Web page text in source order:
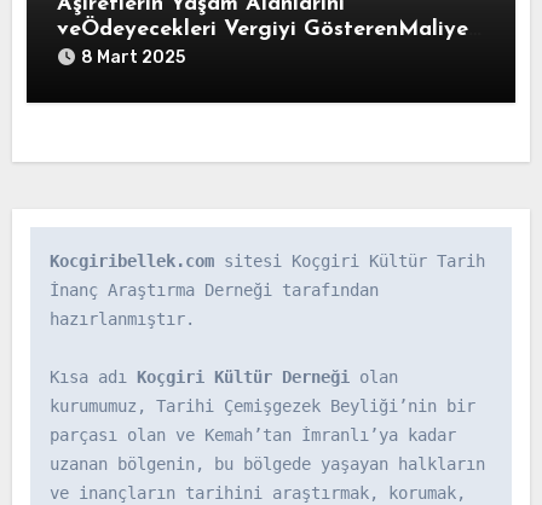
veÖdeyecekleri Vergiyi GösterenMaliye
Nezareti VaridatMuhasebesi Defterleri
Mayıs1843)
8 Mart 2025
Kocgiribellek.com sitesi Koçgiri Kültür Tarih
İnanç Araştırma Derneği tarafından
hazırlanmıştır.
Kısa adı Koçgiri Kültür Derneği olan
kurumumuz, Tarihi Çemişgezek Beyliği’nin bir
parçası olan ve Kemah’tan İmranlı’ya kadar
uzanan bölgenin, bu bölgede yaşayan halkların
ve inançların tarihini araştırmak, korumak,